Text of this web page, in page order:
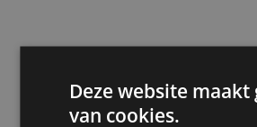
Deze website
van cookies.